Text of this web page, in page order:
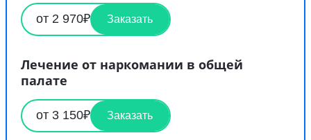
от 2 970₽ Заказать
Лечение от наркомании в общей
палате
от 3 150₽ Заказать